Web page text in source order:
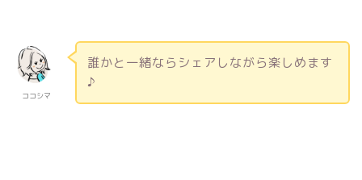
ココシマ
誰かと一緒ならシェアしながら楽しめます
♪